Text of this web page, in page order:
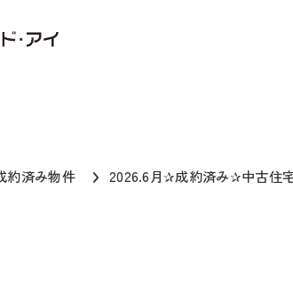
約済み物件 2026.6月✰成約済み✰中古住